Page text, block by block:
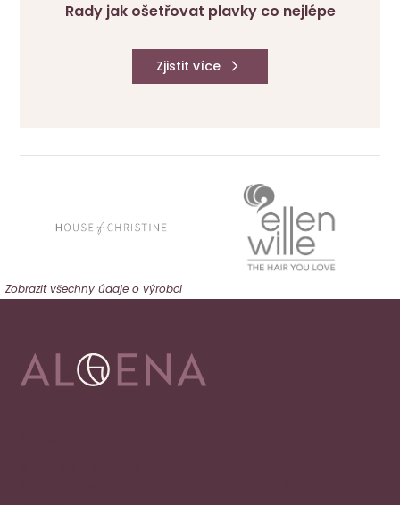
Zobrazit všechny údaje o výrobci
Rady jak ošetřovat plavky co nejlépe
Zjistit více